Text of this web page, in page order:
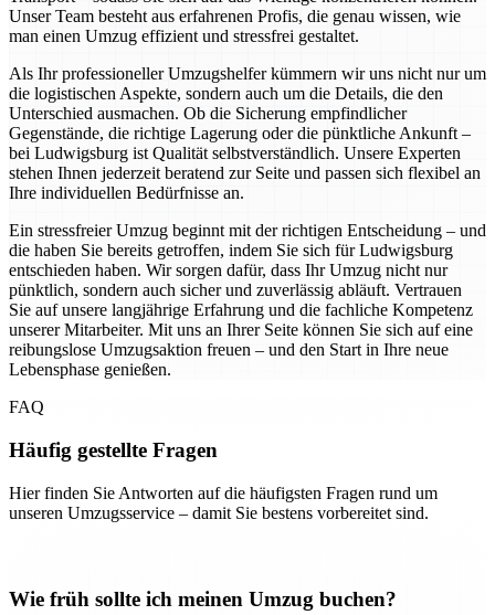
Unser Team besteht aus erfahrenen Profis, die genau wissen, wie
man einen Umzug effizient und stressfrei gestaltet.
Als Ihr professioneller Umzugshelfer kümmern wir uns nicht nur um
die logistischen Aspekte, sondern auch um die Details, die den
Unterschied ausmachen. Ob die Sicherung empfindlicher
Gegenstände, die richtige Lagerung oder die pünktliche Ankunft –
bei Ludwigsburg ist Qualität selbstverständlich. Unsere Experten
stehen Ihnen jederzeit beratend zur Seite und passen sich flexibel an
Ihre individuellen Bedürfnisse an.
Ein stressfreier Umzug beginnt mit der richtigen Entscheidung – und
die haben Sie bereits getroffen, indem Sie sich für Ludwigsburg
entschieden haben. Wir sorgen dafür, dass Ihr Umzug nicht nur
pünktlich, sondern auch sicher und zuverlässig abläuft. Vertrauen
Sie auf unsere langjährige Erfahrung und die fachliche Kompetenz
unserer Mitarbeiter. Mit uns an Ihrer Seite können Sie sich auf eine
reibungslose Umzugsaktion freuen – und den Start in Ihre neue
Lebensphase genießen.
FAQ
Häufig gestellte Fragen
Hier finden Sie Antworten auf die häufigsten Fragen rund um
unseren Umzugsservice – damit Sie bestens vorbereitet sind.
Wie früh sollte ich meinen Umzug buchen?